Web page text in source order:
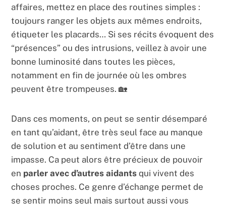
affaires, mettez en place des routines simples :
toujours ranger les objets aux mêmes endroits,
étiqueter les placards… Si ses récits évoquent des
“présences” ou des intrusions, veillez à avoir une
bonne luminosité dans toutes les pièces,
notamment en fin de journée où les ombres
peuvent être trompeuses. 🏡
Dans ces moments, on peut se sentir désemparé
en tant qu’aidant, être très seul face au manque
de solution et au sentiment d’être dans une
impasse. Ca peut alors être précieux de pouvoir
en parler avec d’autres aidants qui vivent des
choses proches. Ce genre d’échange permet de
se sentir moins seul mais surtout aussi vous